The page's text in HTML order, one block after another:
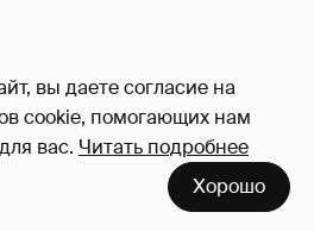
вы даете согласие на
cookie, помогающих нам
вас. Читать подробнее
Хорошо